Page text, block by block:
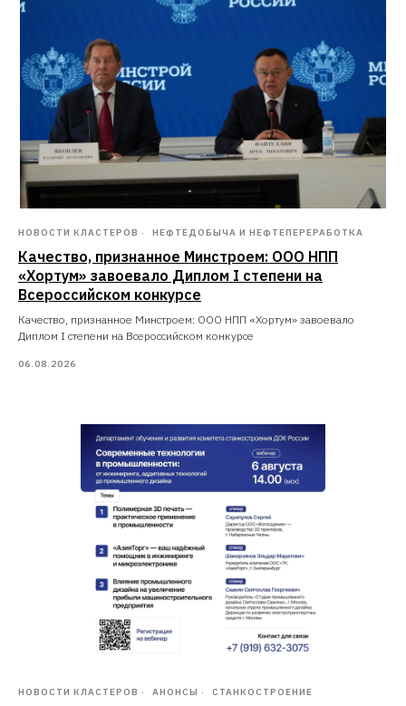
НОВОСТИ КЛАСТЕРОВ НЕФТЕДОБЫЧА И НЕФТЕПЕРЕРАБОТКА
Качество, признанное Минстроем: ООО НПП
«Хортум» завоевало Диплом I степени на
Всероссийском конкурсе
Качество, признанное Минстроем: ООО НПП «Хортум» завоевало
Диплом I степени на Всероссийском конкурсе
06.08.2026
НОВОСТИ КЛАСТЕРОВ АНОНСЫ СТАНКОСТРОЕНИЕ